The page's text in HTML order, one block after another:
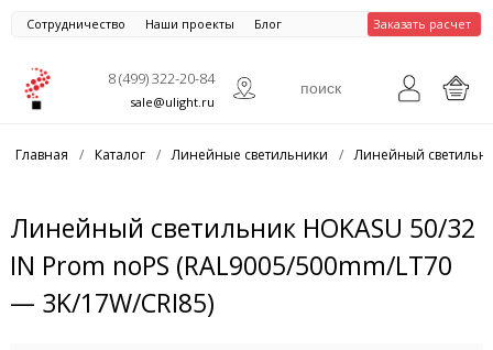
Сотрудничество Наши проекты Блог Заказать расчет
8 (499) 322-20-84
sale@ulight.ru
Главная / Каталог / Линейные светильники / Линейный
Линейный светильник HOKASU 50/32
IN Prom noPS (RAL9005/500mm/LT70
— 3K/17W/CRI85)